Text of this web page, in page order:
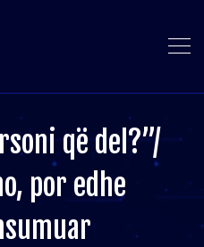
që del?”/
por edhe